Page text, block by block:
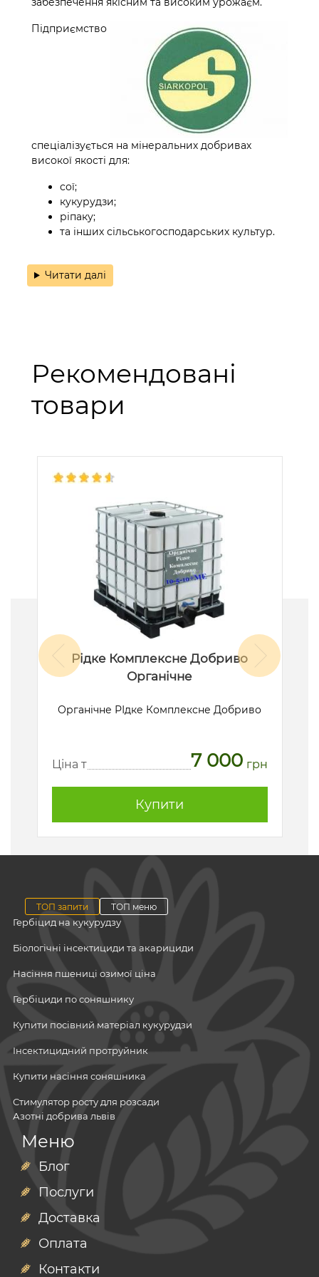
Підприємство
спеціалізується на мінеральних добривах
високої якості для:
сої;
кукурудзи;
ріпаку;
та інших сільськогосподарських культур.
Читати далі
Рекомендовані
товари
Рідке Комплексне Добриво
Органічне
Органічне РІдке Комплексне Добриво
Ціна т 7 000 грн
Купити
ТОП запити ТОП меню
Гербіцид на кукурудзу
Біологічні інсектициди та акарициди
Насіння пшениці озимої ціна
Гербіциди по соняшнику
Купити посівний матеріал кукурудзи
Інсектицидний протруйник
Купити насіння соняшника
Стимулятор росту для розсади
Азотні добрива львів
Ціна посівної кукурудзи
Купити інсектициди в україні
Інокулянти на сою ціна
Азотні добрива в україні
Антизлак гербіцид
Насіння кукурудзи євраліс
Посівний матеріал
Мінеральні добрива
Мікродобрива
Фунгіциди
Потруйники
Адʼюванти
Інокулянти
Посівний матеріал
соя
насіння соняшника
Меню
Блог
Послуги
Доставка
Оплата
Контакти